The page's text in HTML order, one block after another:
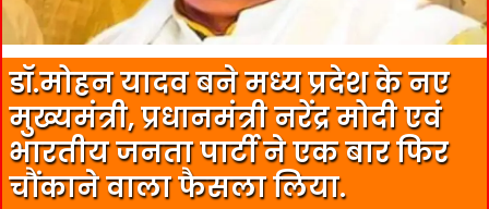
डॉ.मोहन यादव बने मध्य प्रदेश के नए
मुख्यमंत्री, प्रधानमंत्री नरेंद्र मोदी एवं
भारतीय जनता पार्टी ने एक बार फिर
चौंकाने वाला फैसला लिया.